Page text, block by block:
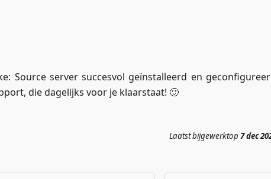
Source server succesvol geïnstalleerd en
die dagelijks voor je klaarstaat! 🙂
Laatst bijgewerktop 7 dec